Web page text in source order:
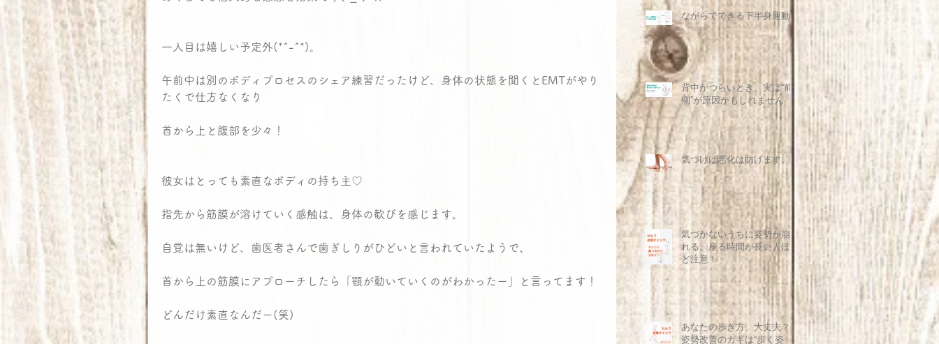
一人目は嬉しい予定外(*^-^*)。
午前中は別のボディプロセスのシェア練習だったけど、身体の状態を聞くとEMTがやり
たくで仕方なくなり
首から上と腹部を少々！
彼女はとっても素直なボディの持ち主♡
指先から筋膜が溶けていく感触は、身体の歓びを感じます。
自覚は無いけど、歯医者さんで歯ぎしりがひどいと言われていたようで、
首から上の筋膜にアプローチしたら「顎が動いていくのがわかったー」と言ってます！
どんだけ素直なんだー(笑)
ながらでできる下半身運動
背中がつらいとき、実は“前
側”が原因かもしれません
気づけば悪化は防げます。
気づかないうちに姿勢が崩
れる。座る時間が長い人ほ
ど注意！
あなたの歩き方、大丈夫？
姿勢改善のカギは“歩く姿